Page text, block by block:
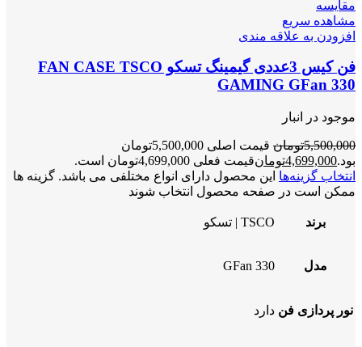
مقایسه
مشاهده سریع
افزودن به علاقه مندی
فن کیس 3عددی گیمینگ تسکو FAN CASE TSCO
GAMING GFan 330
موجود در انبار
5,500,000تومان
قیمت اصلی 5,500,000تومان
بود.4,699,000تومانقیمت فعلی 4,699,000تومان است.
انتخاب گزینه‌ها این محصول دارای انواع مختلفی می باشد. گزینه ها
ممکن است در صفحه محصول انتخاب شوند
برند TSCO | تسکو
مدل GFan 330
نور پردازی فن دارد